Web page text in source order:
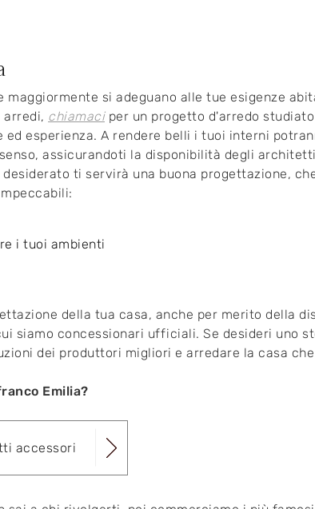
maggiormente si adeguano alle tue esigenze
chiamaciper un progetto d'arredo
esperienza. A rendere belli i tuoi interni
assicurandoti la disponibilità degli
ti servirà una buona progettazione,
i tuoi ambienti
della tua casa, anche per merito della
siamo concessionari ufficiali. Se desideri uno
dei produttori migliori e arredare la casa
Emilia?
accessori